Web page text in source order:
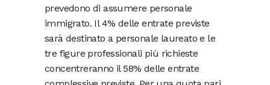
prevedono di assumere personale
immigrato. Il 4% delle entrate previste
sarà destinato a personale laureato e le
tre figure professionali più richieste
concentreranno il 58% delle entrate